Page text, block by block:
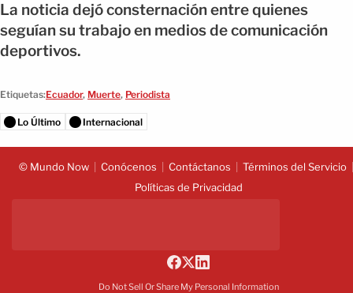
La noticia dejó consternación entre quienes
seguían su trabajo en medios de comunicación
deportivos.
Etiquetas:Ecuador, Muerte, Periodista
Lo Último Internacional
© Mundo Now Conócenos Contáctanos
Términos del Servicio
Políticas de Privacidad
Do Not Sell Or Share My Personal Information